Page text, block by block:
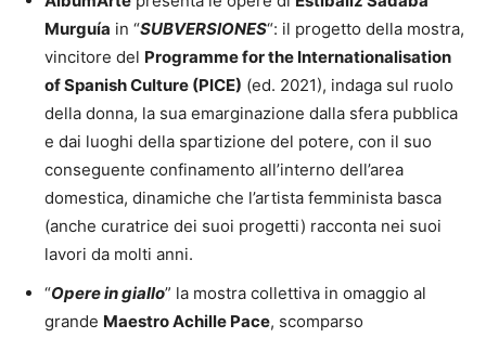
Murguía in “SUBVERSIONES“: il progetto della mostra,
vincitore del Programme for the Internationalisation
of Spanish Culture (PICE) (ed. 2021), indaga sul ruolo
della donna, la sua emarginazione dalla sfera pubblica
e dai luoghi della spartizione del potere, con il suo
conseguente confinamento all’interno dell’area
domestica, dinamiche che l’artista femminista basca
(anche curatrice dei suoi progetti) racconta nei suoi
lavori da molti anni.
“Opere in giallo” la mostra collettiva in omaggio al
grande Maestro Achille Pace, scomparso